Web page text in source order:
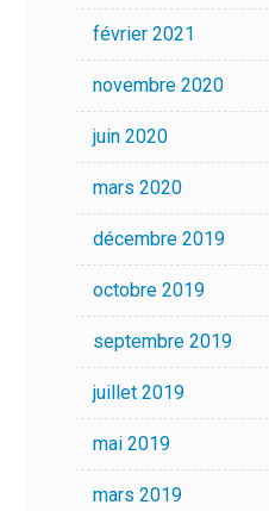
février 2021
novembre 2020
juin 2020
mars 2020
décembre 2019
octobre 2019
septembre 2019
juillet 2019
mai 2019
mars 2019